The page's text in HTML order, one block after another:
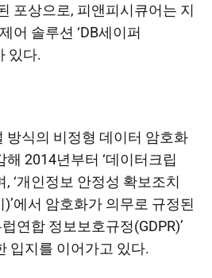
포상으로, 피앤피시큐어는 지
어 솔루션 ‘DB세이퍼
있다.
방식의 비정형 데이터 암호화
2014년부터 ‘데이터크립
, ‘개인정보 안정성 확보조치
에서 암호화가 의무로 규정된
연합 정보보호규정(GDPR)’
입지를 이어가고 있다.